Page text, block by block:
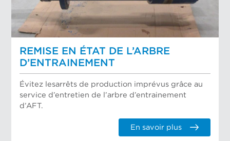
REMISE EN ÉTAT DE L’ARBRE
D’ENTRAINEMENT
Évitez lesarrêts de production imprévus grâce au
service d’entretien de l’arbre d’entrainement
d’AFT.
En savoir plus